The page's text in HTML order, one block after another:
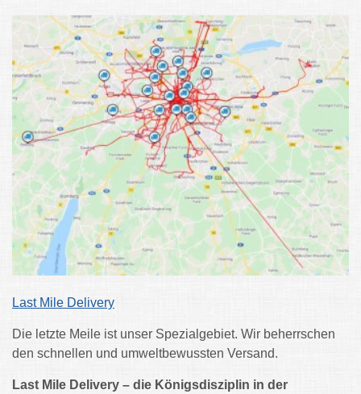
Last Mile Delivery
Die letzte Meile ist unser Spezialgebiet. Wir beherrschen
den schnellen und umweltbewussten Versand.
Last Mile Delivery – die Königsdisziplin in der